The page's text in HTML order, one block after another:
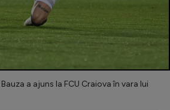
| Bauza a ajuns la FCU Craiova în vara lui